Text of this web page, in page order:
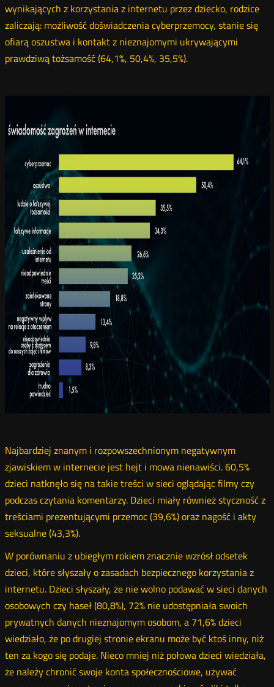
wynikających z korzystania z internetu przez dziecko, rodzice
zaliczają: możliwość doświadczenia cyberprzemocy, stanie się
ofiarą oszustwa i kontakt z nieznajomymi ukrywającymi
prawdziwą tożsamość (64,1%, 50,4%, 35,5%).
Najbardziej znanym i rozpowszechnionym negatywnym
zjawiskiem w internecie jest hejt i mowa nienawiści. 60,5%
dzieci natknęło się na takie treści w sieci oglądając filmy czy
podczas czytania komentarzy. Dzieci miały również styczność z
treściami prezentującymi przemoc (39,6%) oraz nagość i akty
seksualne (43,3%).
W porównaniu z ubiegłym rokiem znacznie wzrósł odsetek
dzieci, które słyszały o zasadach bezpiecznego korzystania z
internetu. Dzieci słyszały, że nie wolno podawać w sieci danych
osobowych czy haseł (80,8%), 72% nie udostępniała swoich
prywatnych danych nieznajomym osobom, a 71,6% dzieci
wiedziało, że po drugiej stronie ekranu może być ktoś inny, niż
ten za kogo się podaje. Nieco mniej niż połowa dzieci wiedziała,
że należy chronić swoje konta społecznościowe, używać